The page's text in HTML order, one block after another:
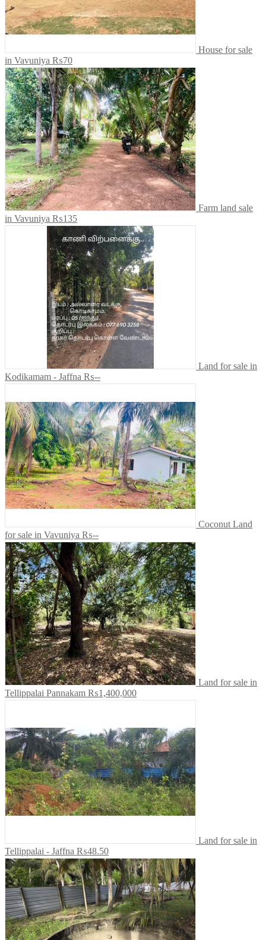
House for sale
in Vavuniya ₨70
Farm land sale
in Vavuniya ₨135
Land for sale in
Kodikamam - Jaffna ₨--
Coconut Land
for sale in Vavuniya ₨--
Land for sale in
Tellippalai Pannakam ₨1,400,000
Land for sale in
Tellippalai - Jaffna ₨48.50